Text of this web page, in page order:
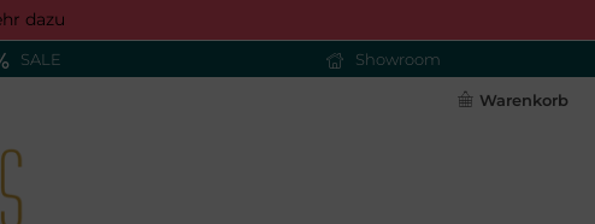
dazu
SALE Showroom
Warenkorb